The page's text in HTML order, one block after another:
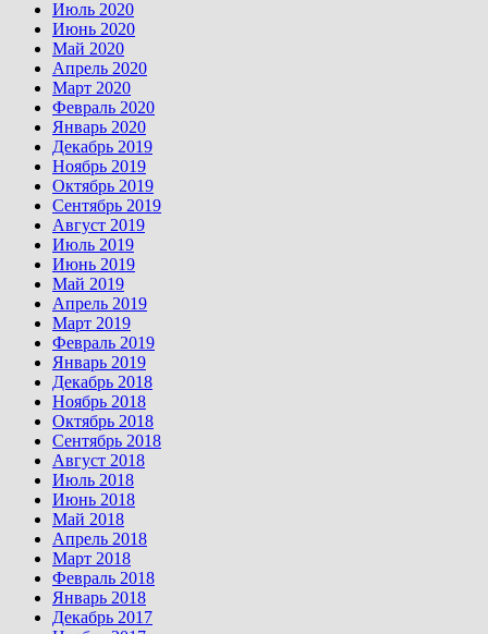
Июль 2020
Июнь 2020
Май 2020
Апрель 2020
Март 2020
Февраль 2020
Январь 2020
Декабрь 2019
Ноябрь 2019
Октябрь 2019
Сентябрь 2019
Август 2019
Июль 2019
Июнь 2019
Май 2019
Апрель 2019
Март 2019
Февраль 2019
Январь 2019
Декабрь 2018
Ноябрь 2018
Октябрь 2018
Сентябрь 2018
Август 2018
Июль 2018
Июнь 2018
Май 2018
Апрель 2018
Март 2018
Февраль 2018
Январь 2018
Декабрь 2017